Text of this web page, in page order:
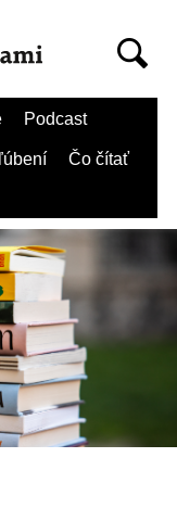
Podcast
Čo čítať